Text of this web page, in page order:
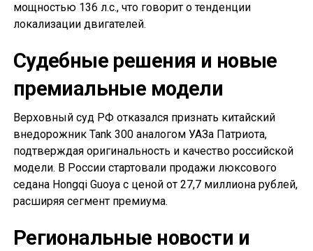
мощностью 136 л.с., что говорит о тенденции
локализации двигателей.
Судебные решения и новые
премиальные модели
Верховный суд РФ отказался признать китайский
внедорожник Tank 300 аналогом УАЗа Патриота,
подтверждая оригинальность и качество российской
модели. В России стартовали продажи люксового
седана Hongqi Guoya с ценой от 27,7 миллиона рублей,
расширяя сегмент премиума.
Региональные новости и